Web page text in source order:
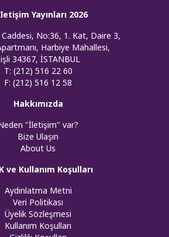
Yayınları 2026
No:36, 1. Kat, Daire 3,
Harbiye Mahallesi,
34367, İSTANBUL
T: (212) 516 22 60
F: (212) 516 12 58
Hakkımızda
"İletişim" var?
Bize Ulaşın
About Us
ve Kullanım Koşulları
Aydınlatma Metni
Veri Politikası
Üyelik Sözleşmesi
Kullanım Koşulları